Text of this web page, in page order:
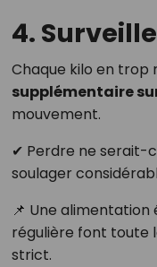
4.
Chaque kilo en trop
supplémentaire
mouvement.
✔ Perdre ne serait-
soulager
📌 Une
régulière font toute
strict.